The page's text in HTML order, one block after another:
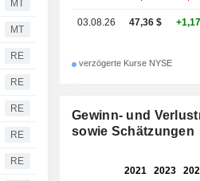
MT
MT
RE
RE
RE
RE
RE
03.08.26 47,36 $
verzögerte Kurse NYSE
Gewinn- und
sowie Schätzungen